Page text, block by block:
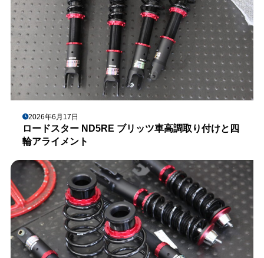
2026年6月17日
ロードスター ND5RE ブリッツ車高調取り付けと四
輪アライメント